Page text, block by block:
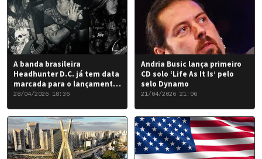
A banda brasileira
Headhunter D.C. já tem data
marcada para o lançamento
do seu novo álbum “Rise of
28/04/2026 18:36
Andria Busic lança primeiro
CD solo ‘Life As It Is’ pelo
selo Dynamo
21/04/2026 21:06